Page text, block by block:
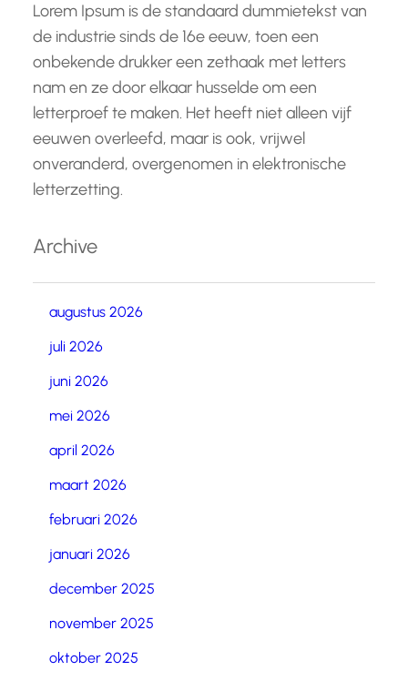
Lorem Ipsum is de standaard dummietekst van
de industrie sinds de 16e eeuw, toen een
onbekende drukker een zethaak met letters
nam en ze door elkaar husselde om een
letterproef te maken. Het heeft niet alleen vijf
eeuwen overleefd, maar is ook, vrijwel
onveranderd, overgenomen in elektronische
letterzetting.
Archive
augustus 2026
juli 2026
juni 2026
mei 2026
april 2026
maart 2026
februari 2026
januari 2026
december 2025
november 2025
oktober 2025